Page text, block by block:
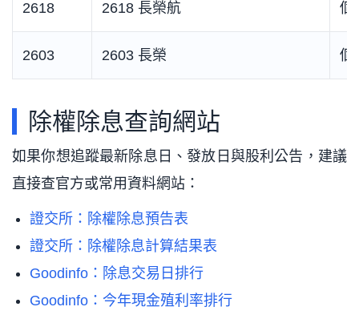
2618 2618 長榮航 個
2603 2603 長榮 個
除權除息查詢網站
如果你想追蹤最新除息日、發放日與股利公告，建議
直接查官方或常用資料網站：
證交所：除權除息預告表
證交所：除權除息計算結果表
Goodinfo：除息交易日排行
Goodinfo：今年現金殖利率排行